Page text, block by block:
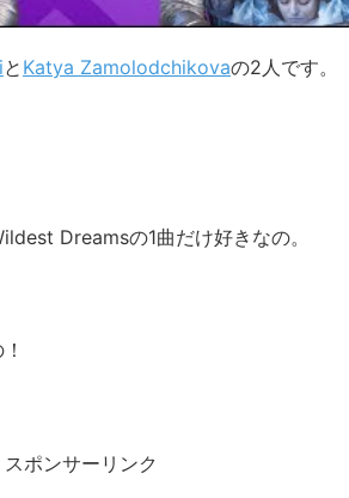
と Katya Zamolodchikovaの2人です。
Dreamsの1曲だけ好きなの。
スポンサーリンク